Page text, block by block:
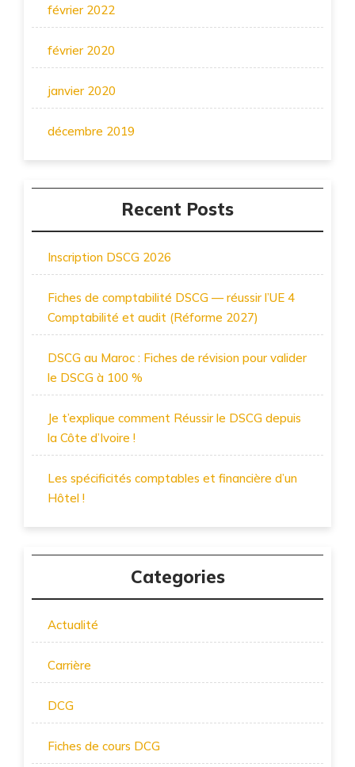
février 2022
février 2020
janvier 2020
décembre 2019
Recent Posts
Inscription DSCG 2026
Fiches de comptabilité DSCG — réussir l’UE 4
Comptabilité et audit (Réforme 2027)
DSCG au Maroc : Fiches de révision pour valider
le DSCG à 100 %
Je t’explique comment Réussir le DSCG depuis
la Côte d’Ivoire !
Les spécificités comptables et financière d’un
Hôtel !
Categories
Actualité
Carrière
DCG
Fiches de cours DCG